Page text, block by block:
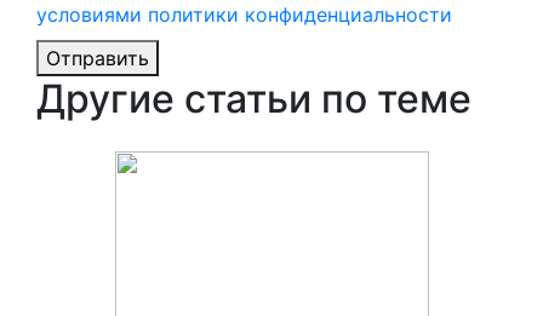
условиями политики конфиденциальности
Отправить
Другие статьи по теме